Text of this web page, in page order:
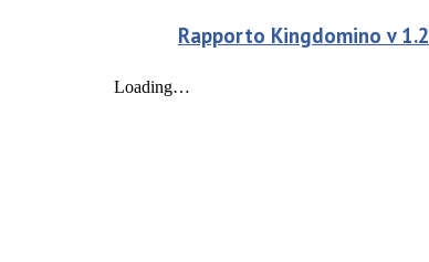
Rapporto Kingdomino v 1.2